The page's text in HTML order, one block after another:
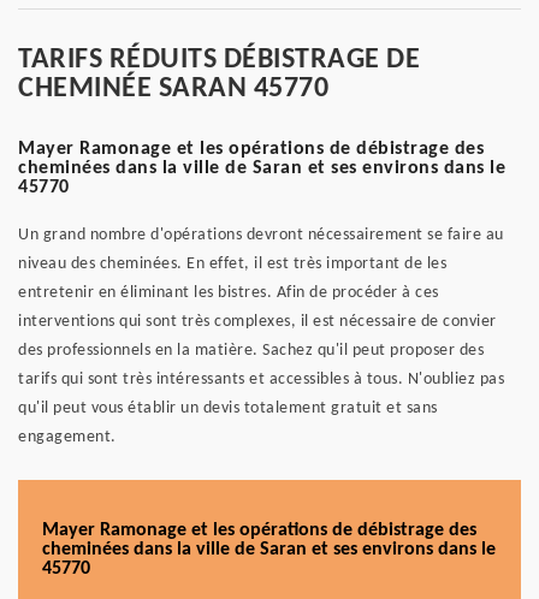
TARIFS RÉDUITS DÉBISTRAGE DE
CHEMINÉE SARAN 45770
Mayer Ramonage et les opérations de débistrage des
cheminées dans la ville de Saran et ses environs dans le
45770
Un grand nombre d'opérations devront nécessairement se faire au
niveau des cheminées. En effet, il est très important de les
entretenir en éliminant les bistres. Afin de procéder à ces
interventions qui sont très complexes, il est nécessaire de convier
des professionnels en la matière. Sachez qu'il peut proposer des
tarifs qui sont très intéressants et accessibles à tous. N'oubliez pas
qu'il peut vous établir un devis totalement gratuit et sans
engagement.
Mayer Ramonage et les opérations de débistrage des
cheminées dans la ville de Saran et ses environs dans le
45770